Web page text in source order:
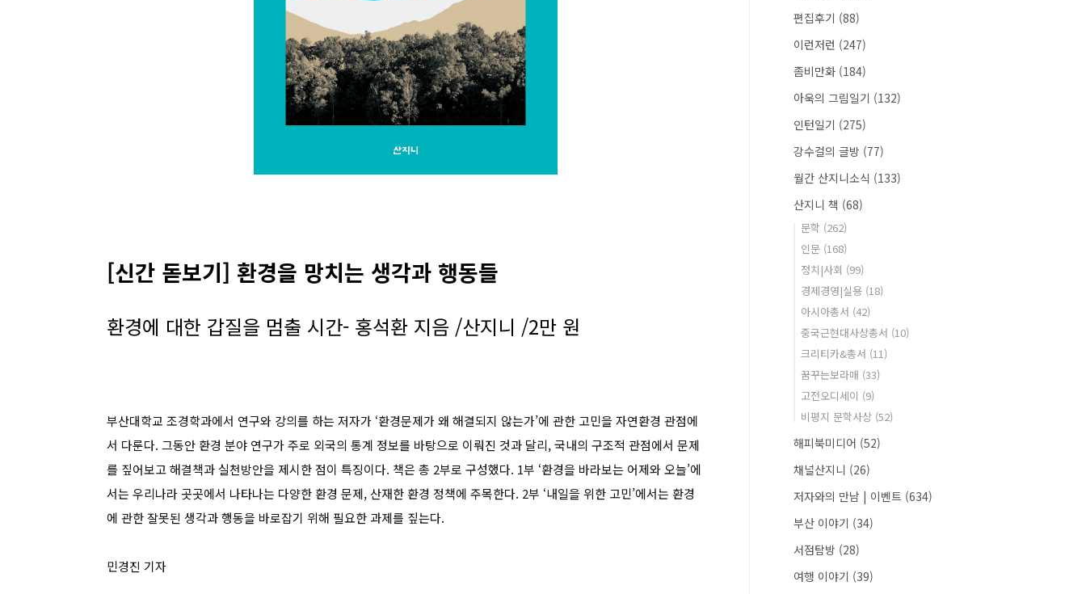
[신간 돋보기] 환경을 망치는 생각과 행동들
환경에 대한 갑질을 멈출 시간- 홍석환 지음 /산지니 /2만 원
부산대학교 조경학과에서 연구와 강의를 하는 저자가 ‘환경문제가 왜 해결되지 않는가’에 관한 고민을 자연환경 관점에
서 다룬다. 그동안 환경 분야 연구가 주로 외국의 통계 정보를 바탕으로 이뤄진 것과 달리, 국내의 구조적 관점에서 문제
를 짚어보고 해결책과 실천방안을 제시한 점이 특징이다. 책은 총 2부로 구성했다. 1부 ‘환경을 바라보는 어제와 오늘’에
서는 우리나라 곳곳에서 나타나는 다양한 환경 문제, 산재한 환경 정책에 주목한다. 2부 ‘내일을 위한 고민’에서는 환경
에 관한 잘못된 생각과 행동을 바로잡기 위해 필요한 과제를 짚는다.
민경진 기자
편집후기 (88)
이런저런 (247)
좀비만화 (184)
아욱의 그림일기 (132)
인턴일기 (275)
강수걸의 글방 (77)
월간 산지니소식 (133)
산지니 책 (68)
문학 (262)
인문 (168)
정치|사회 (99)
경제경영|실용 (18)
아시아총서 (42)
중국근현대사상총서 (10)
크리티카&총서 (11)
꿈꾸는보라매 (33)
고전오디세이 (9)
비평지 문학사상 (52)
해피북미디어 (52)
채널산지니 (26)
저자와의 만남 | 이벤트 (634)
부산 이야기 (34)
서점탐방 (28)
여행 이야기 (39)